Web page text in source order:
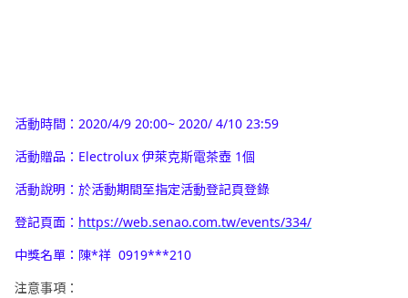
活動時間：2020/4/9 20:00~ 2020/ 4/10 23:59
活動贈品：Electrolux 伊萊克斯電茶壺 1個
活動說明：於活動期間至指定活動登記頁登錄
登記頁面： https://web.senao.com.tw/events/334/
中獎名單：陳*祥 0919***210
注意事項：